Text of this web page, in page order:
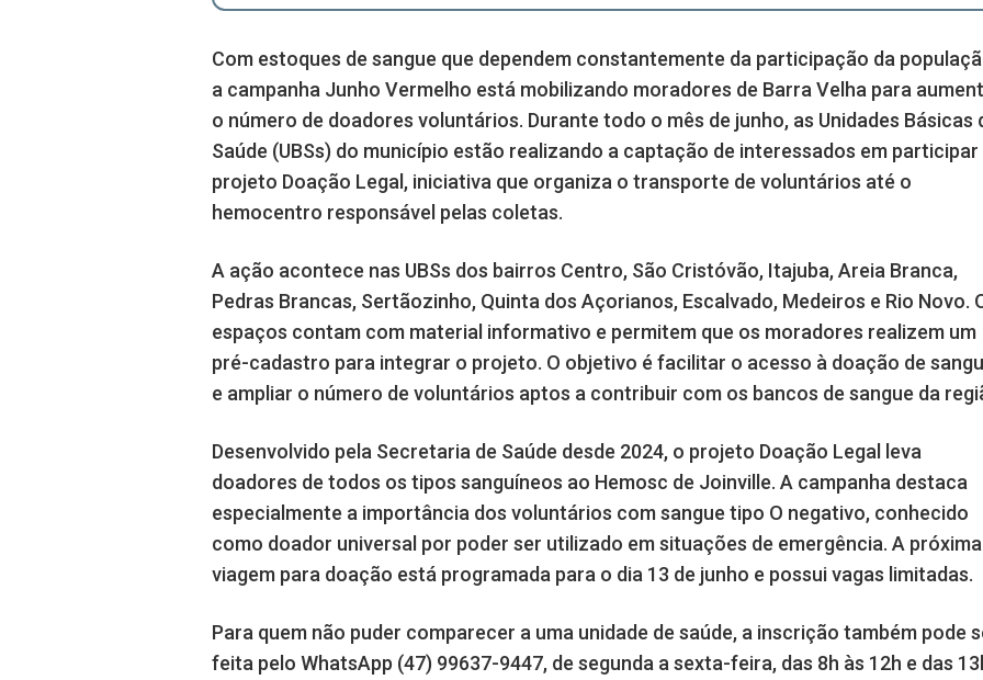
Com estoques de sangue que dependem constantemente da participação da
a campanha Junho Vermelho está mobilizando moradores de Barra Velha para
o número de doadores voluntários. Durante todo o mês de junho, as Unidades Básicas
Saúde (UBSs) do município estão realizando a captação de interessados em participar
projeto Doação Legal, iniciativa que organiza o transporte de voluntários até o
hemocentro responsável pelas coletas.
A ação acontece nas UBSs dos bairros Centro, São Cristóvão, Itajuba, Areia Branca,
Pedras Brancas, Sertãozinho, Quinta dos Açorianos, Escalvado, Medeiros e Rio Novo.
espaços contam com material informativo e permitem que os moradores realizem um
pré-cadastro para integrar o projeto. O objetivo é facilitar o acesso à doação de
e ampliar o número de voluntários aptos a contribuir com os bancos de sangue da
Desenvolvido pela Secretaria de Saúde desde 2024, o projeto Doação Legal leva
doadores de todos os tipos sanguíneos ao Hemosc de Joinville. A campanha destaca
especialmente a importância dos voluntários com sangue tipo O negativo, conhecido
como doador universal por poder ser utilizado em situações de emergência. A próxima
viagem para doação está programada para o dia 13 de junho e possui vagas limitadas.
Para quem não puder comparecer a uma unidade de saúde, a inscrição também pode
feita pelo WhatsApp (47) 99637-9447, de segunda a sexta-feira, das 8h às 12h e das